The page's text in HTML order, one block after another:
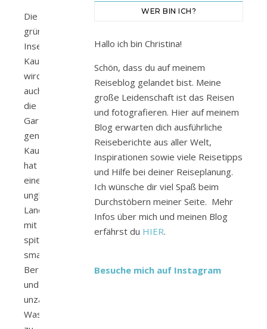
Die
grüne
Insel
Kaua'i
wird
auch
die
Garteninsel
genannt.
Kauai
hat
eine
unglaubliche
Landschaft
mit
spitzen,
smaragtgrünen
Berggipfel
und
unzählige
Wasserfälle
WER BIN ICH?
Hallo ich bin Christina!
Schön, dass du auf meinem
Reiseblog gelandet bist. Meine
große Leidenschaft ist das Reisen
und fotografieren. Hier auf meinem
Blog erwarten dich ausführliche
Reiseberichte aus aller Welt,
Inspirationen sowie viele Reisetipps
und Hilfe bei deiner Reiseplanung.
Ich wünsche dir viel Spaß beim
Durchstöbern meiner Seite. Mehr
Infos über mich und meinen Blog
erfährst du HIER.
Besuche mich auf Instagram